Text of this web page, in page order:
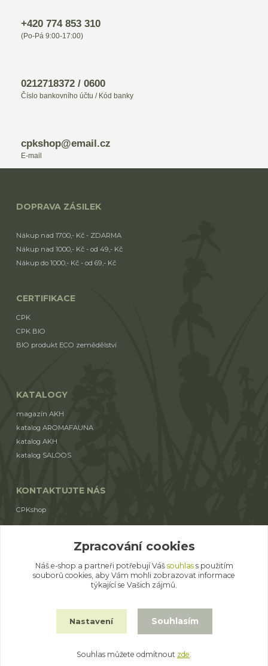
+420 774 853 310
(Po-Pá 9:00-17:00)
0212718372 / 0600
Číslo bankovního účtu / Kód banky
cpkshop@email.cz
E-mail
DOPRAVA ZÁSILEK
Nákup nad 1700,- Kč - ZDARMA
Nákup nad 1000,- Kč - od 49,- Kč
Nákup do 1000,- Kč - od 69,- Kč
CERTIFIKACE
CPK
CPK BIO
BIO produkt ECO zemědělství
KATALOGY
magazín AKH
katalog AROMAFAUNA
katalog AKH
katalog SALOOS
KONTAKTUJTE NÁS
CPKshop
(Po-Pá 9:00-17:00)
cpkshop@email.cz
Vytvořeno na
Eshop-rychle.cz
Zpracování cookies
Náš e-shop a partneři potřebují Váš souhlass použitím
souborů cookies, aby Vám mohli zobrazovat informace
týkající se Vašich zájmů.
Nastavení Souhlasím
Souhlas můžete odmítnout zde